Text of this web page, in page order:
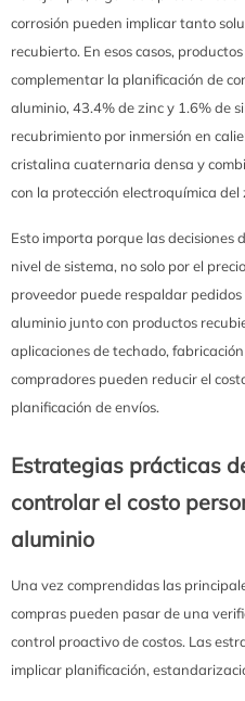
corrosión pueden implicar tanto
recubierto. En esos casos,
complementar la planificación de
aluminio, 43.4% de zinc y 1.6% de
recubrimiento por inmersión en
cristalina cuaternaria densa y
con la protección electroquímica del
Esto importa porque las decisiones
nivel de sistema, no solo por el
proveedor puede respaldar
aluminio junto con productos
aplicaciones de techado,
compradores pueden reducir el
planificación de envíos.
Estrategias prácticas
controlar el costo
aluminio
Una vez comprendidas las
compras pueden pasar de una
control proactivo de costos. Las
implicar planificación,